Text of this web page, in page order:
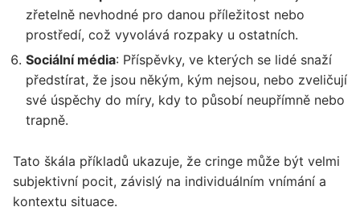
zřetelně nevhodné pro danou příležitost nebo
prostředí, což vyvolává rozpaky u ostatních.
Sociální média: Příspěvky, ve kterých se lidé snaží
předstírat, že jsou někým, kým nejsou, nebo zveličují
své úspěchy do míry, kdy to působí neupřímně nebo
trapně.
Tato škála příkladů ukazuje, že cringe může být velmi
subjektivní pocit, závislý na individuálním vnímání a
kontextu situace.